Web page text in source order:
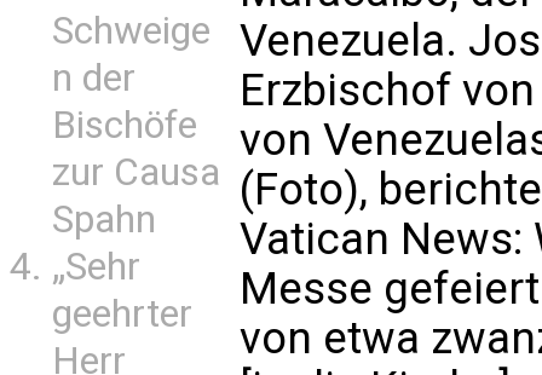
Schweige
n der
Bischöfe
zur Causa
Spahn
„Sehr
geehrter
Herr
Venezuela.
Erzbischof
von
(Foto),
Vatican
Messe
von etwa